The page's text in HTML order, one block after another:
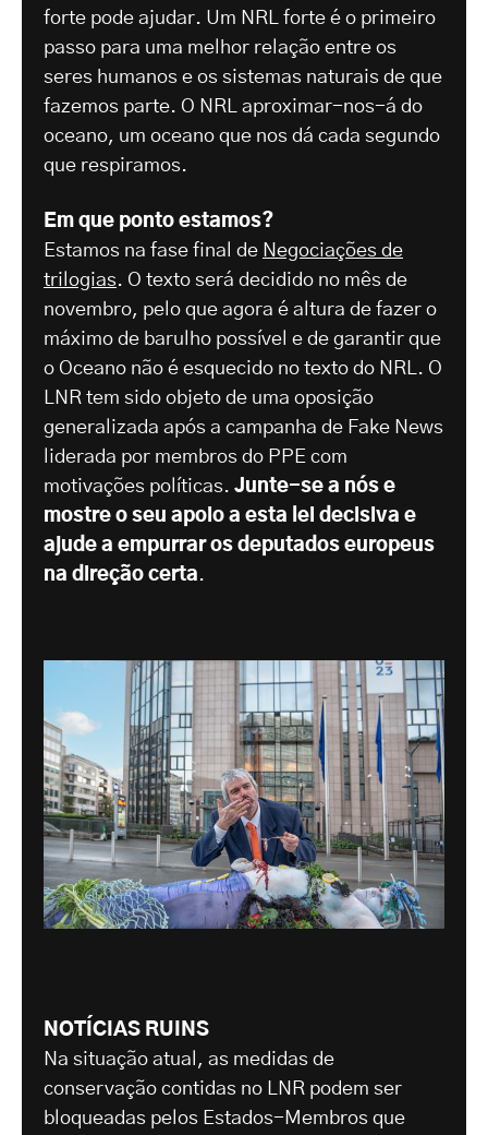
forte pode ajudar. Um NRL forte é o primeiro
passo para uma melhor relação entre os
seres humanos e os sistemas naturais de que
fazemos parte. O NRL aproximar-nos-á do
oceano, um oceano que nos dá cada segundo
que respiramos.
Em que ponto estamos?
Estamos na fase final de Negociações de
trilogias. O texto será decidido no mês de
novembro, pelo que agora é altura de fazer o
máximo de barulho possível e de garantir que
o Oceano não é esquecido no texto do NRL. O
LNR tem sido objeto de uma oposição
generalizada após a campanha de Fake News
liderada por membros do PPE com
motivações políticas. Junte-se a nós e
mostre o seu apoio a esta lei decisiva e
ajude a empurrar os deputados europeus
na direção certa.
NOTÍCIAS RUINS
Na situação atual, as medidas de
conservação contidas no LNR podem ser
bloqueadas pelos Estados-Membros que